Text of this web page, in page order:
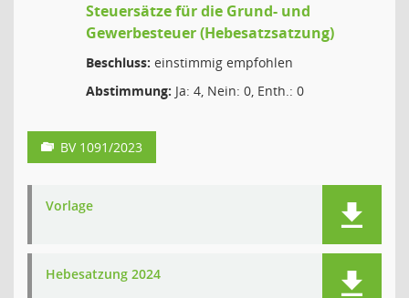
Steuersätze für die Grund- und
Gewerbesteuer (Hebesatzsatzung)
Beschluss: einstimmig empfohlen
Abstimmung: Ja: 4, Nein: 0, Enth.: 0
BV 1091/2023
Vorlage
Hebesatzung 2024